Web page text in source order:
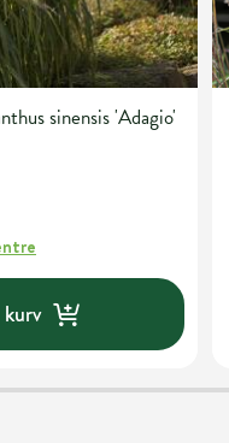
sinensis 'Adagio'